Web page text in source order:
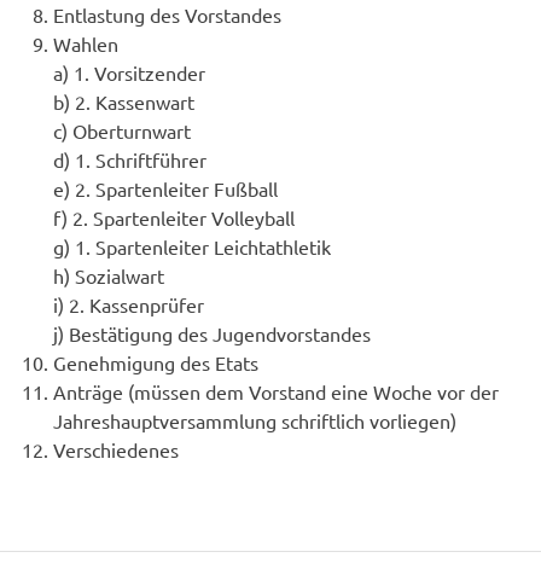
Entlastung des Vorstandes
Wahlen
a) 1. Vorsitzender
b) 2. Kassenwart
c) Oberturnwart
d) 1. Schriftführer
e) 2. Spartenleiter Fußball
f) 2. Spartenleiter Volleyball
g) 1. Spartenleiter Leichtathletik
h) Sozialwart
i) 2. Kassenprüfer
j) Bestätigung des Jugendvorstandes
Genehmigung des Etats
Anträge (müssen dem Vorstand eine Woche vor der
Jahreshauptversammlung schriftlich vorliegen)
Verschiedenes